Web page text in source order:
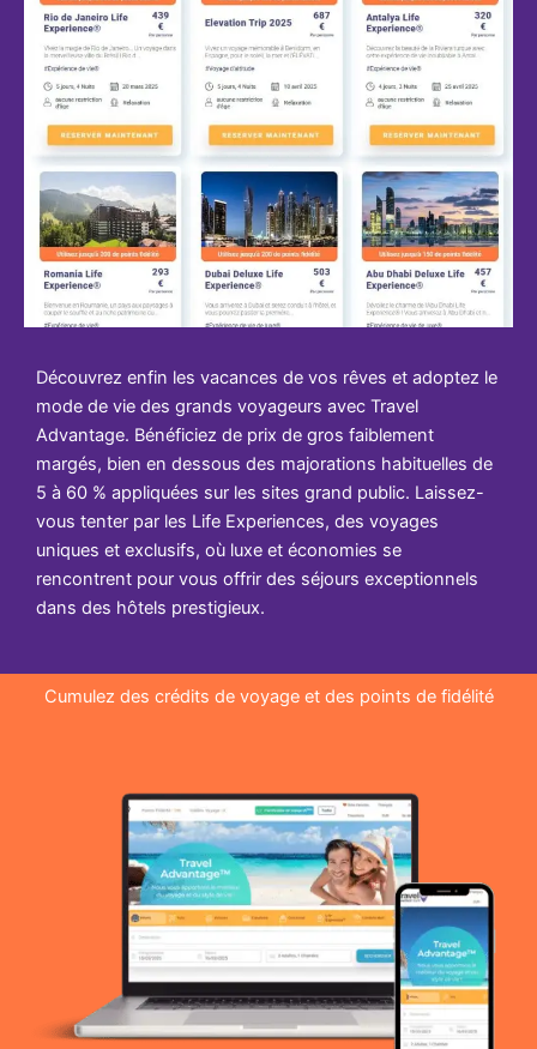
Découvrez enfin les vacances de vos rêves et adoptez le
mode de vie des grands voyageurs avec Travel
Advantage. Bénéficiez de prix de gros faiblement
margés, bien en dessous des majorations habituelles de
5 à 60 % appliquées sur les sites grand public. Laissez-
vous tenter par les Life Experiences, des voyages
uniques et exclusifs, où luxe et économies se
rencontrent pour vous offrir des séjours exceptionnels
dans des hôtels prestigieux.
Cumulez des crédits de voyage et des points de fidélité